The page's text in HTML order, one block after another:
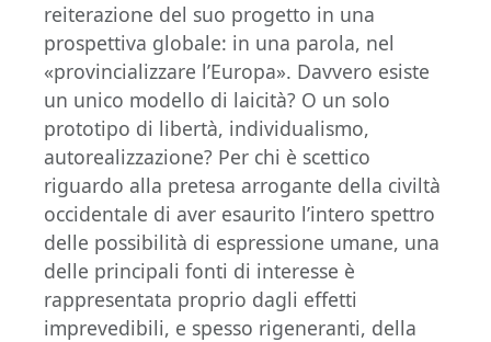
reiterazione del suo progetto in una
prospettiva globale: in una parola, nel
«provincializzare l’Europa». Davvero esiste
un unico modello di laicità? O un solo
prototipo di libertà, individualismo,
autorealizzazione? Per chi è scettico
riguardo alla pretesa arrogante della civiltà
occidentale di aver esaurito l’intero spettro
delle possibilità di espressione umane, una
delle principali fonti di interesse è
rappresentata proprio dagli effetti
imprevedibili, e spesso rigeneranti, della